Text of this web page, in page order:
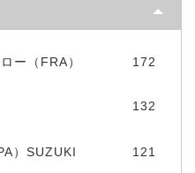
ー（FRA）
172
132
）SUZUKI 121